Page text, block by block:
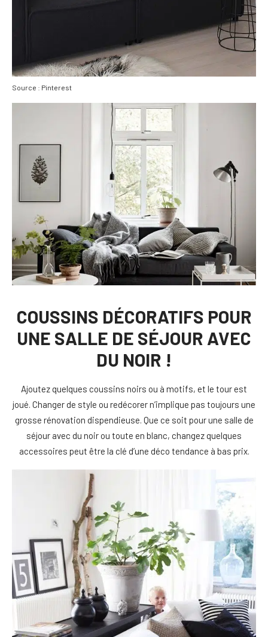
Source : Pinterest
COUSSINS DÉCORATIFS POUR
UNE SALLE DE SÉJOUR AVEC
DU NOIR !
Ajoutez quelques coussins noirs ou à motifs, et le tour est
joué. Changer de style ou redécorer n’implique pas toujours une
grosse rénovation dispendieuse. Que ce soit pour une salle de
séjour avec du noir ou toute en blanc, changez quelques
accessoires peut être la clé d’une déco tendance à bas prix.